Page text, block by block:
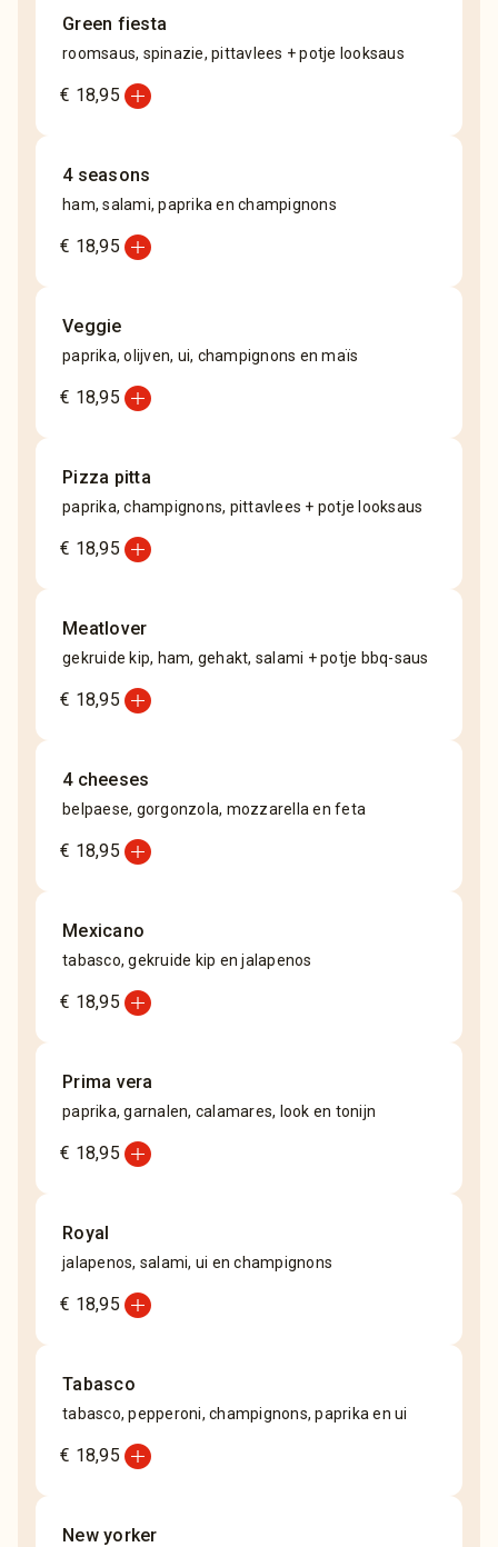
Green fiesta
roomsaus, spinazie, pittavlees + potje looksaus
€ 18,95 add_circle
4 seasons
ham, salami, paprika en champignons
€ 18,95 add_circle
Veggie
paprika, olijven, ui, champignons en maïs
€ 18,95 add_circle
Pizza pitta
paprika, champignons, pittavlees + potje looksaus
€ 18,95 add_circle
Meatlover
gekruide kip, ham, gehakt, salami + potje bbq-saus
€ 18,95 add_circle
4 cheeses
belpaese, gorgonzola, mozzarella en feta
€ 18,95 add_circle
Mexicano
tabasco, gekruide kip en jalapenos
€ 18,95 add_circle
Prima vera
paprika, garnalen, calamares, look en tonijn
€ 18,95 add_circle
Royal
jalapenos, salami, ui en champignons
€ 18,95 add_circle
Tabasco
tabasco, pepperoni, champignons, paprika en ui
€ 18,95 add_circle
New yorker